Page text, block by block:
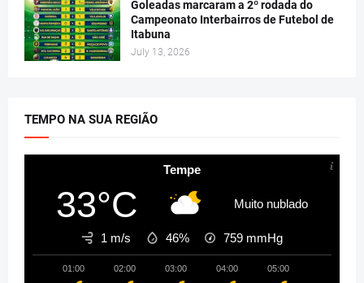
Goleadas marcaram a 2º rodada do
Campeonato Interbairros de Futebol de
Itabuna
July 13, 2026
TEMPO NA SUA REGIÃO
Tempe
33°C Muito nublado
1 m/s 46% 759 mmHg
01:00 02:00 03:00 04:00 05:00